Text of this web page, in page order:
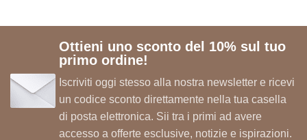
Ottieni uno sconto del 10% sul tuo
primo ordine!
Iscriviti oggi stesso alla nostra newsletter e ricevi
un codice sconto direttamente nella tua casella
di posta elettronica. Sii tra i primi ad avere
accesso a offerte esclusive, notizie e ispirazioni.